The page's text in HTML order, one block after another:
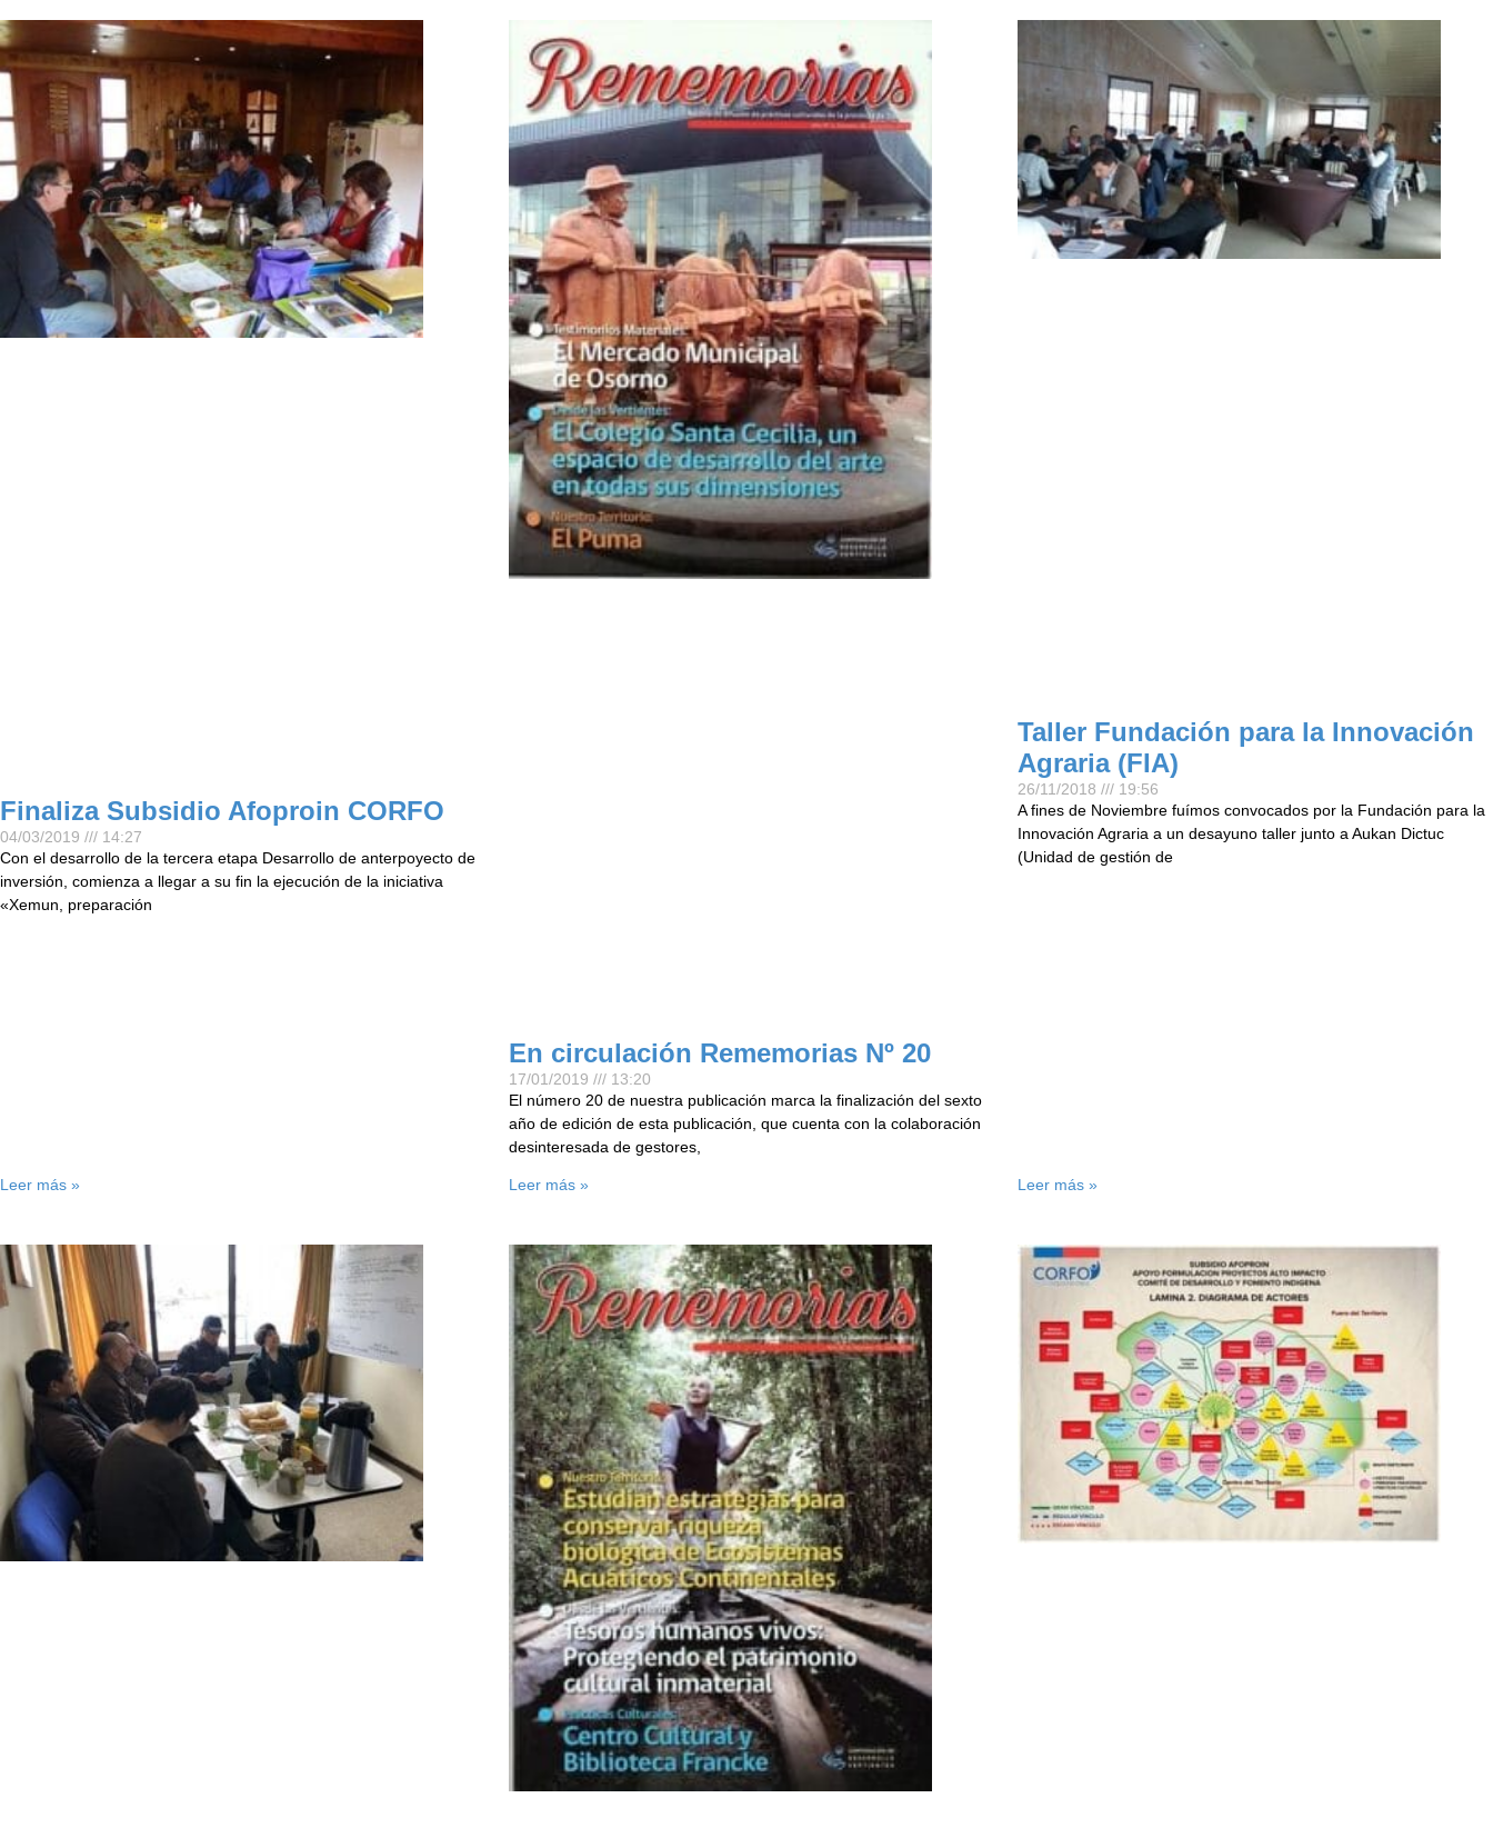
Finaliza Subsidio Afoproin CORFO
04/03/2019
14:27
Con el desarrollo de la tercera etapa Desarrollo de anterpoyecto de
inversión, comienza a llegar a su fin la ejecución de la iniciativa
«Xemun, preparación
Leer más »
En circulación Rememorias Nº 20
17/01/2019
13:20
El número 20 de nuestra publicación marca la finalización del sexto
año de edición de esta publicación, que cuenta con la colaboración
desinteresada de gestores,
Leer más »
Taller Fundación para la Innovación
Agraria (FIA)
26/11/2018
19:56
A fines de Noviembre fuímos convocados por la Fundación para la
Innovación Agraria a un desayuno taller junto a Aukan Dictuc
(Unidad de gestión de
Leer más »